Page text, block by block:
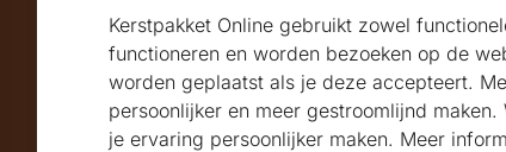
Maatschappelijk partner van
Beoordeeld met
Kerstpakket Online gebruikt zowel
functioneren en worden bezoeken op de
worden geplaatst als je deze accepteert.
persoonlijker en meer gestroomlijnd
je ervaring persoonlijker maken. Meer